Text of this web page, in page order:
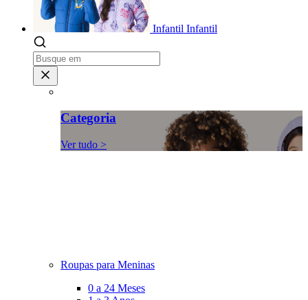
Infantil Infantil
Categoria
Ver tudo >
Roupas para Meninas
0 a 24 Meses